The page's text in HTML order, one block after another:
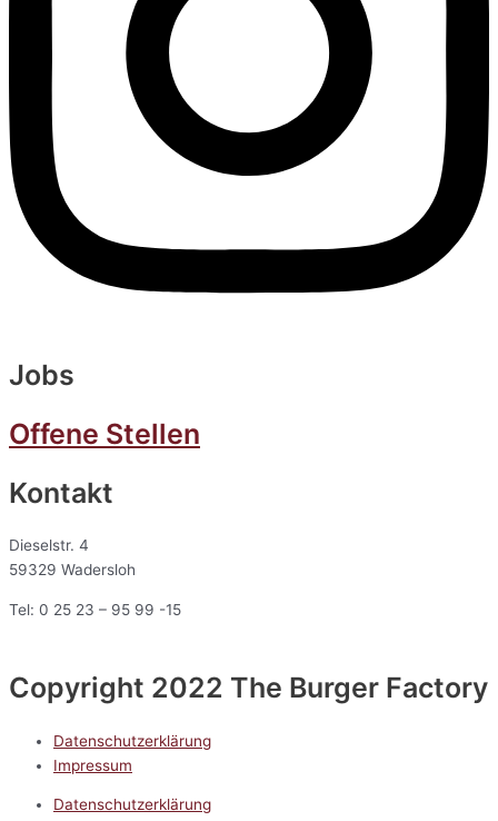
Jobs
Offene Stellen
Kontakt
Dieselstr. 4
59329 Wadersloh
Tel: 0 25 23 – 95 99 -15
Copyright 2022 The Burger Factory
Datenschutzerklärung
Impressum
Datenschutzerklärung